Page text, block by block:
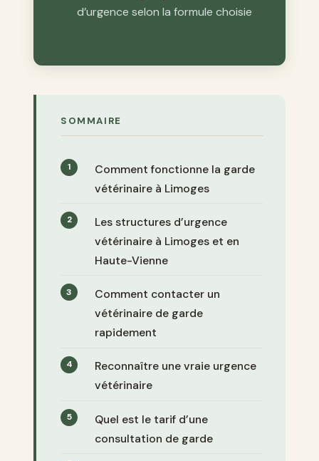
d’urgence selon la formule choisie
SOMMAIRE
Comment fonctionne la garde
vétérinaire à Limoges
Les structures d’urgence
vétérinaire à Limoges et en
Haute-Vienne
Comment contacter un
vétérinaire de garde
rapidement
Reconnaître une vraie urgence
vétérinaire
Quel est le tarif d’une
consultation de garde